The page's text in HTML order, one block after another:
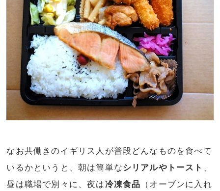
なお共働きのイギリス人が普段どんなものを食べて
いるかというと、朝は簡単なシリアルやトースト 、
昼は職場で別々に、夜は冷凍食品 （オーブンに入れ